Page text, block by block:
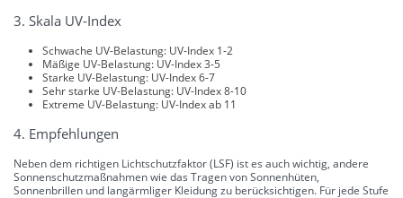
3. Skala UV-Index
Schwache UV-Belastung: UV-Index 1-2
Mäßige UV-Belastung: UV-Index 3-5
Starke UV-Belastung: UV-Index 6-7
Sehr starke UV-Belastung: UV-Index 8-10
Extreme UV-Belastung: UV-Index ab 11
4. Empfehlungen
Neben dem richtigen Lichtschutzfaktor (LSF) ist es auch wichtig, andere
Sonnenschutzmaßnahmen wie das Tragen von Sonnenhüten,
Sonnenbrillen und langärmliger Kleidung zu berücksichtigen. Für jede Stufe